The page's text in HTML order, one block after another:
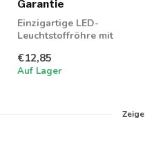
Garantie
Einzigartige LED-
Leuchtstoffröhre mit
Farbwahlschalter
€12,85
Auf Lager
Zeige